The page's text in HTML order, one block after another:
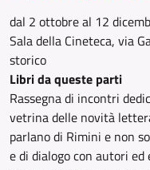
dal 2 ottobre al 12
Sala della Cineteca, via
storico
Libri da queste parti
Rassegna di incontri
vetrina delle novità
parlano di Rimini e non
e di dialogo con autori ed